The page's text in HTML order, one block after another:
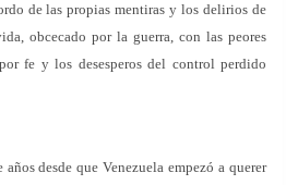
de las propias mentiras y los delirios de
obcecado por la guerra, con las peores
fe y los desesperos del control perdido
desde que Venezuela empezó a querer